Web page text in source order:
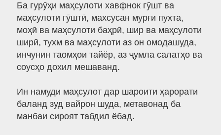
Ба гурӯҳи маҳсулоти хавфнок гӯшт ва
маҳсулоти гӯштӣ, махсусан мурғи пухта,
моҳӣ ва маҳсулоти баҳрӣ, шир ва маҳсулоти
ширӣ, тухм ва маҳсулоти аз он омодашуда,
инчунин таомҳои тайёр, аз ҷумла салатҳо ва
соусҳо дохил мешаванд.
Ин намуди маҳсулот дар шароити ҳарорати
баланд зуд вайрон шуда, метавонад ба
манбаи сироят табдил ёбад.